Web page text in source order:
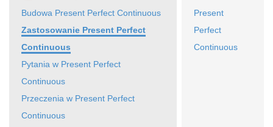
Budowa Present Perfect Continuous
Zastosowanie Present Perfect
Continuous
Pytania w Present Perfect
Continuous
Przeczenia w Present Perfect
Continuous
Present
Perfect
Continuous